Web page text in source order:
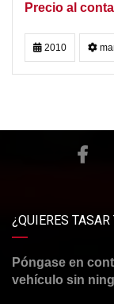
2010
¿QUIERES
Póngase en
vehículo sin